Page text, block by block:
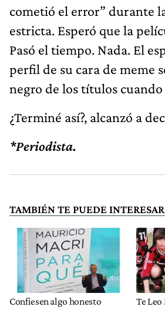
cometió el error” durante
estricta. Esperó que la
Pasó el tiempo. Nada. El
perfil de su cara de meme
negro de los títulos cuando
¿Terminé así?, alcanzó a
*Periodista.
TAMBIÉN TE PUEDE INTERESAR
Confiesen algo honesto Te Leo